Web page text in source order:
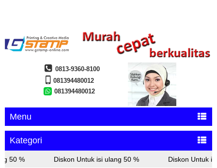
0813-9360-8100
081394480012
081394480012
Menu
Kategori
50 % Diskon Untuk isi ulang 50 % Diskon Untuk isi